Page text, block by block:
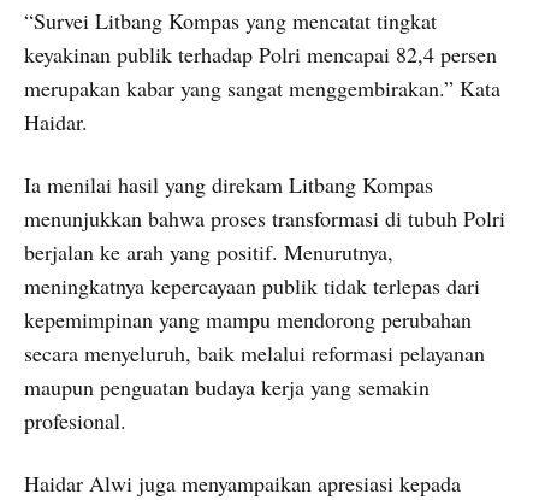
“Survei Litbang Kompas yang mencatat tingkat
keyakinan publik terhadap Polri mencapai 82,4 persen
merupakan kabar yang sangat menggembirakan.” Kata
Haidar.
Ia menilai hasil yang direkam Litbang Kompas
menunjukkan bahwa proses transformasi di tubuh Polri
berjalan ke arah yang positif. Menurutnya,
meningkatnya kepercayaan publik tidak terlepas dari
kepemimpinan yang mampu mendorong perubahan
secara menyeluruh, baik melalui reformasi pelayanan
maupun penguatan budaya kerja yang semakin
profesional.
Haidar Alwi juga menyampaikan apresiasi kepada